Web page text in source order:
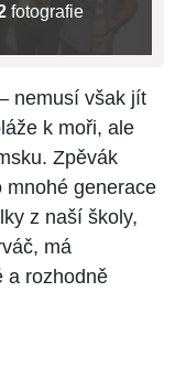
fotografie
nemusí však jít
k moři, ale
Zpěvák
mnohé generace
z naší školy,
má
a rozhodně